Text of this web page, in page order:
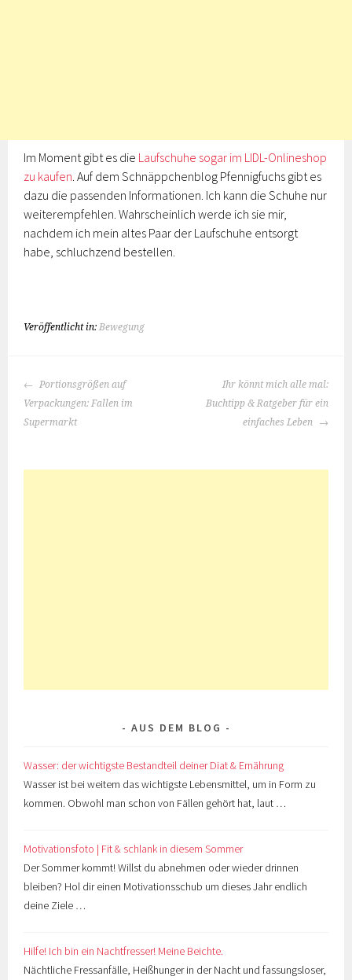
Im Moment gibt es die Laufschuhe sogar im LIDL-Onlineshop
zu kaufen. Auf dem Schnäppchenblog Pfennigfuchs gibt es
dazu die passenden Informationen. Ich kann die Schuhe nur
weiterempfehlen. Wahrscheinlich werde ich sie mir,
nachdem ich mein altes Paar der Laufschuhe entsorgt
habe, schluchzend bestellen.
Veröffentlicht in:Bewegung
BEITRAGS-
NAVIGATION
Portionsgrößen auf
Verpackungen: Fallen im
Supermarkt
Ihr könnt mich alle mal:
Buchtipp & Ratgeber für ein
einfaches Leben
AUS DEM BLOG
Wasser: der wichtigste Bestandteil deiner Diat & Ernährung
Wasser ist bei weitem das wichtigste Lebensmittel, um in Form zu
kommen. Obwohl man schon von Fällen gehört hat, laut …
Motivationsfoto | Fit & schlank in diesem Sommer
Der Sommer kommt! Willst du abnehmen oder wieder drinnen
bleiben? Hol dir einen Motivationsschub um dieses Jahr endlich
deine Ziele …
Hilfe! Ich bin ein Nachtfresser! Meine Beichte.
Nächtliche Fressanfälle, Heißhunger in der Nacht und fassungsloser,